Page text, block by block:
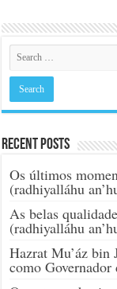
Recent Posts
Os últimos
(radhiyalláhu
As belas
(radhiyalláhu
Hazrat Mu’áz bin
como Governador